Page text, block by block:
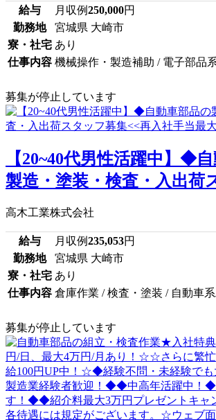
給与 月収例250,000円
勤務地
宮城県 大崎市
寮・社宅 あり
仕事内容 機械操作・製造補助 / 電子部品
募集が停止しています
【20~40代男性活躍中】◆
製造・塗装・検査・入出荷
高木工業株式会社
給与 月収例235,053円
勤務地
宮城県 大崎市
寮・社宅 あり
仕事内容 倉庫作業 / 検査・塗装 / 自動車
募集が停止しています